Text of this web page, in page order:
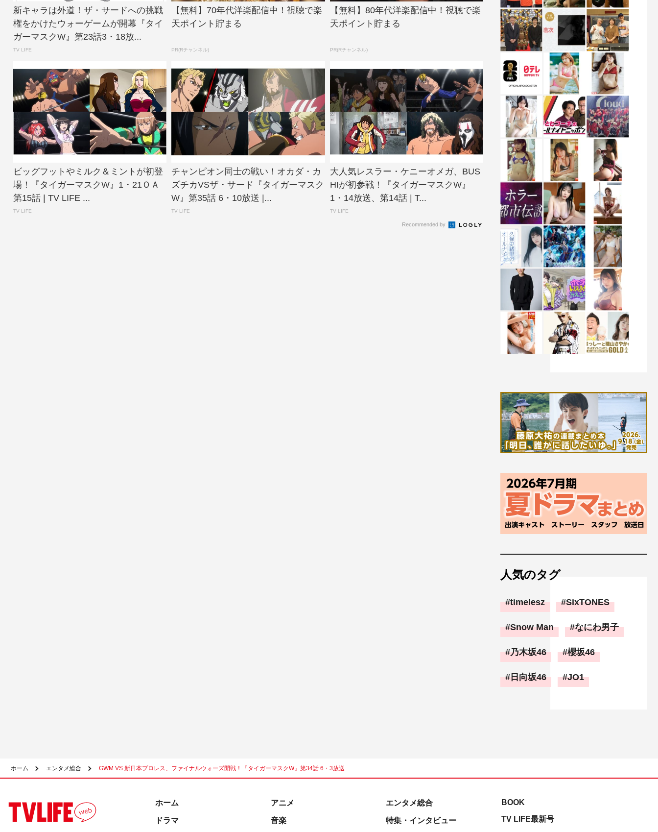
新キャラは外道！ザ・サードへの挑戦
権をかけたウォーゲームが開幕『タイ
ガーマスクW』第23話3・18放...
TV LIFE
【無料】70年代洋楽配信中！視聴で楽
天ポイント貯まる
PR(Rチャンネル)
【無料】80年代洋楽配信中！視聴で楽
天ポイント貯まる
PR(Rチャンネル)
ビッグフットやミルク＆ミントが初登
場！『タイガーマスクW』1・21ＯＡ
第15話 | TV LIFE ...
TV LIFE
チャンピオン同士の戦い！オカダ・カ
ズチカVSザ・サード『タイガーマスク
W』第35話 6・10放送 |...
TV LIFE
大人気レスラー・ケニーオメガ、BUS
HIが初参戦！『タイガーマスクW』
1・14放送、第14話 | T...
TV LIFE
Recommended by
人気のタグ
timelesz SixTONES
Snow Man なにわ男子
乃木坂46 櫻坂46
日向坂46 JO1
ホーム エンタメ総合 GWM VS 新日本プロレス、ファイナルウォーズ開戦！『タイガーマスクW』第34話 6・3放送
ホーム
ドラマ
アニメ
音楽
エンタメ総合
特集・インタビュー
BOOK
TV LIFE最新号